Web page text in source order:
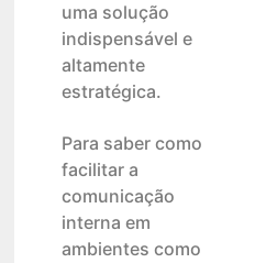
uma solução
indispensável e
altamente
estratégica.
Para saber como
facilitar a
comunicação
interna em
ambientes como